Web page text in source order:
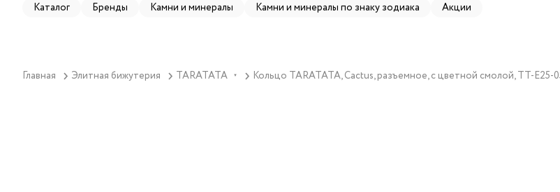
Каталог Бренды Камни и минералы Камни и минералы по знаку зодиака Акции
Главная Элитная бижутерия TARATATA ▼ Кольцо TARATATA, Cactus, разъемное, с цветной смолой, TT-E25-